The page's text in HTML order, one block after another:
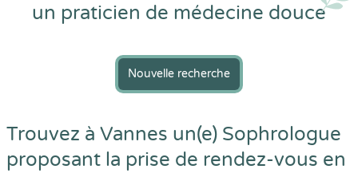
un praticien de médecine douce
Nouvelle recherche
Trouvez à Vannes un(e) Sophrologue
proposant la prise de rendez-vous en